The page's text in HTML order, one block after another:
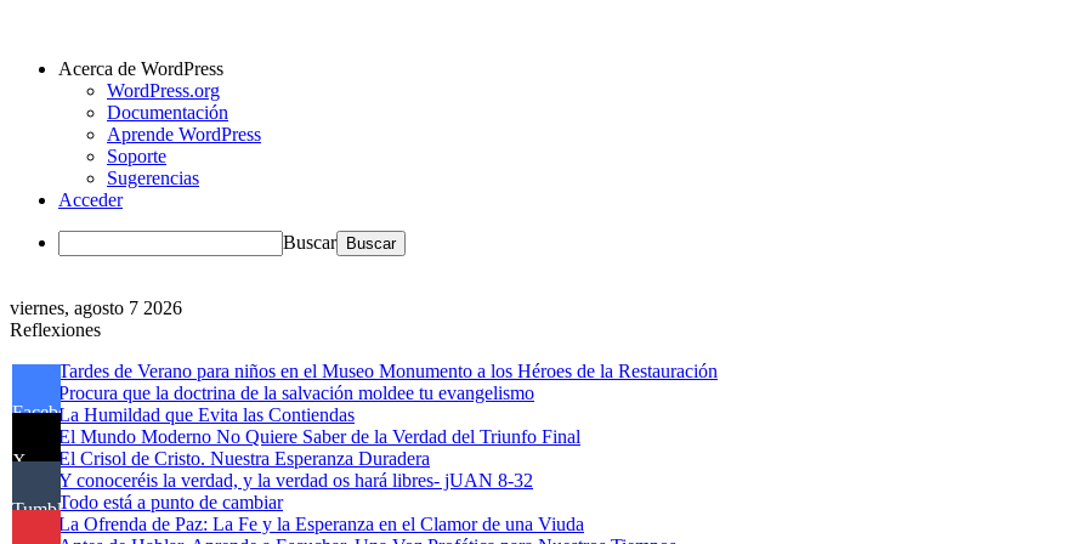
Acerca de WordPress
WordPress.org
Documentación
Aprende WordPress
Soporte
Sugerencias
Acceder
Buscar
viernes, agosto 7 2026
Reflexiones
Tardes de Verano para niños en el Museo Monumento a los Héroes de la Restauración
Procura que la doctrina de la salvación moldee tu evangelismo
La Humildad que Evita las Contiendas
El Mundo Moderno No Quiere Saber de la Verdad del Triunfo Final
El Crisol de Cristo. Nuestra Esperanza Duradera
Y conoceréis la verdad, y la verdad os hará libres- jUAN 8-32
Todo está a punto de cambiar
La Ofrenda de Paz: La Fe y la Esperanza en el Clamor de una Viuda
Facebook
X
Tumblr